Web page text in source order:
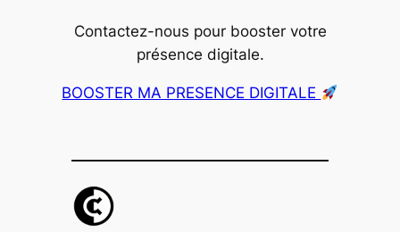
Contactez-nous pour booster votre
présence digitale.
BOOSTER MA PRESENCE DIGITALE